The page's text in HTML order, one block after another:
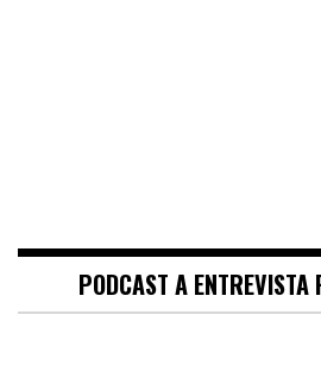
PODCAST A ENTREVISTA